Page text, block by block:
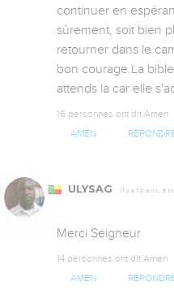
continuer en
sûrement, soit bien
retourner dans le
bon courage.La
attends la car elle
16 personnes ont dit Amen
AMEN
ULYSAG Il y a 12 ans, 9
Merci Seigneur
14 personnes ont dit Amen
AMEN